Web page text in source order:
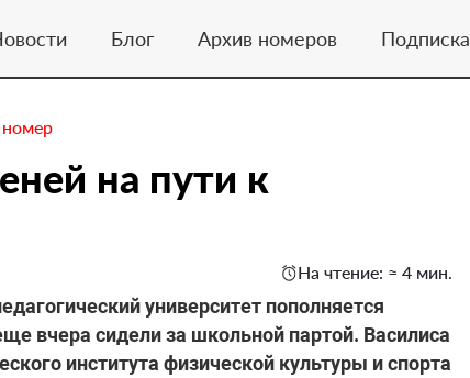
Блог Архив номеров Подписка
на пути к
На чтение: ≈ 4 мин.
университет пополняется
вчера сидели за школьной партой. Василиса
института физической культуры и спорта